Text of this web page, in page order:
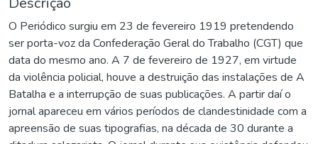
O Periódico surgiu em 23 de fevereiro 1919 pretendendo
ser porta-voz da Confederação Geral do Trabalho (CGT) que
data do mesmo ano. A 7 de fevereiro de 1927, em virtude
da violência policial, houve a destruição das instalações de A
Batalha e a interrupção de suas publicações. A partir daí o
jornal apareceu em vários períodos de clandestinidade com a
apreensão de suas tipografias, na década de 30 durante a